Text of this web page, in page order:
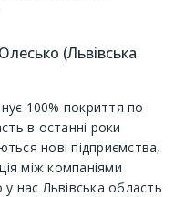
(Львівська
100% покриття по
в останні роки
нові підприємства,
між компаніями
нас Львівська область